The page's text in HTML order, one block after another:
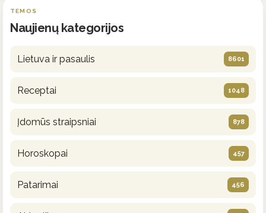
TEMOS
Naujienų kategorijos
Lietuva ir pasaulis 8601
Receptai 1048
Įdomūs straipsniai 878
Horoskopai 457
Patarimai 456